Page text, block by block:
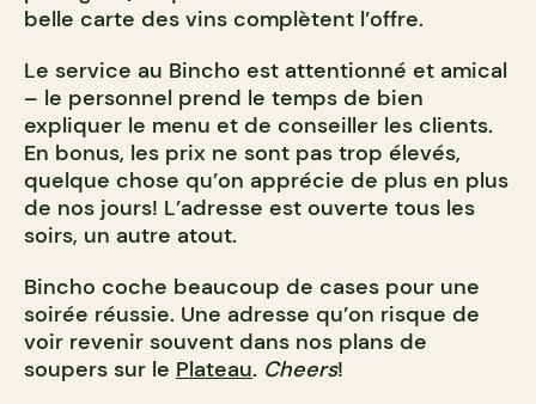
belle carte des vins complètent l’offre.
Le service au Bincho est attentionné et amical
– le personnel prend le temps de bien
expliquer le menu et de conseiller les clients.
En bonus, les prix ne sont pas trop élevés,
quelque chose qu’on apprécie de plus en plus
de nos jours! L’adresse est ouverte tous les
soirs, un autre atout.
Bincho coche beaucoup de cases pour une
soirée réussie. Une adresse qu’on risque de
voir revenir souvent dans nos plans de
soupers sur le Plateau. Cheers!